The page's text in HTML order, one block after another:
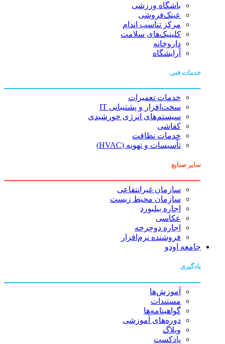
باشگاه ورزشی
عینک‌فروشی
مرکز تناسب اندام
کلینیک‌های سلامت
داروخانه
آرایشگاه
خدمات فنی
خدمات تعمیرات
سخت‌افزار و پشتیبانی IT
سیستم‌های انرژی خورشیدی
کفاشی
خدمات نظافت
تأسیسات و تهویه (HVAC)
سایر صنایع
سازمان غیرانتفاعی
سازمان محیط زیست
اجاره بیلبورد
عکاسی
اجاره دوچرخه
فروشنده نرم‌افزار
جامعه اودو
یادگیری
آموزش‌ها
مستندات
گواهینامه‌ها
دوره‌های آموزشی
وبلاگ
پادکست